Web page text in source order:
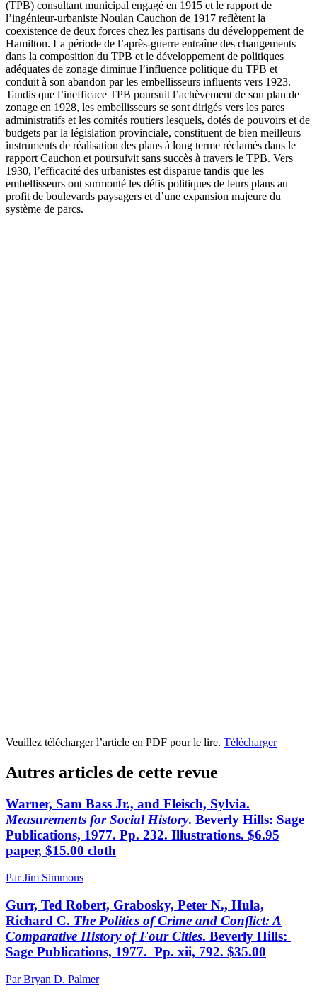
(TPB) consultant municipal engagé en 1915 et le rapport de
l’ingénieur-urbaniste Noulan Cauchon de 1917 reflètent la
coexistence de deux forces chez les partisans du développement de
Hamilton. La période de l’après-guerre entraîne des changements
dans la composition du TPB et le développement de politiques
adéquates de zonage diminue l’influence politique du TPB et
conduit à son abandon par les embellisseurs influents vers 1923.
Tandis que l’inefficace TPB poursuit l’achèvement de son plan de
zonage en 1928, les embellisseurs se sont dirigés vers les parcs
administratifs et les comités routiers lesquels, dotés de pouvoirs et de
budgets par la législation provinciale, constituent de bien meilleurs
instruments de réalisation des plans à long terme réclamés dans le
rapport Cauchon et poursuivit sans succès à travers le TPB. Vers
1930, l’efficacité des urbanistes est disparue tandis que les
embellisseurs ont surmonté les défis politiques de leurs plans au
profit de boulevards paysagers et d’une expansion majeure du
système de parcs.
Veuillez télécharger l’article en PDF pour le lire. Télécharger
Autres articles de cette revue
Warner, Sam Bass Jr., and Fleisch, Sylvia.
Measurements for Social History. Beverly Hills: Sage
Publications, 1977. Pp. 232. Illustrations. $6.95
paper, $15.00 cloth
Par Jim Simmons
Gurr, Ted Robert, Grabosky, Peter N., Hula,
Richard C. The Politics of Crime and Conflict: A
Comparative History of Four Cities. Beverly Hills:
Sage Publications, 1977. Pp. xii, 792. $35.00
Par Bryan D. Palmer